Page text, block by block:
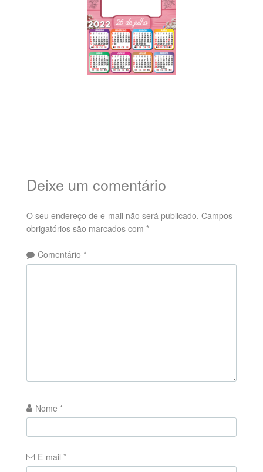
Deixe um comentário
O seu endereço de e-mail não será publicado. Campos
obrigatórios são marcados com *
Comentário *
Nome *
E-mail *